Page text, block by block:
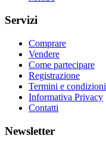
Servizi
Comprare
Vendere
Come partecipare
Registrazione
Termini e condizioni
Informativa Privacy
Contatti
Newsletter